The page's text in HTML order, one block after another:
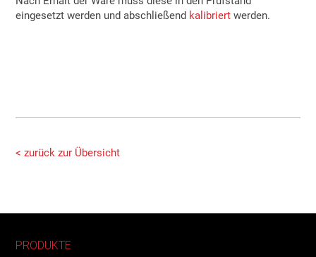
eingesetzt werden und abschließend kalibriert werden.
< zurück zur Übersicht
PRODUKTE